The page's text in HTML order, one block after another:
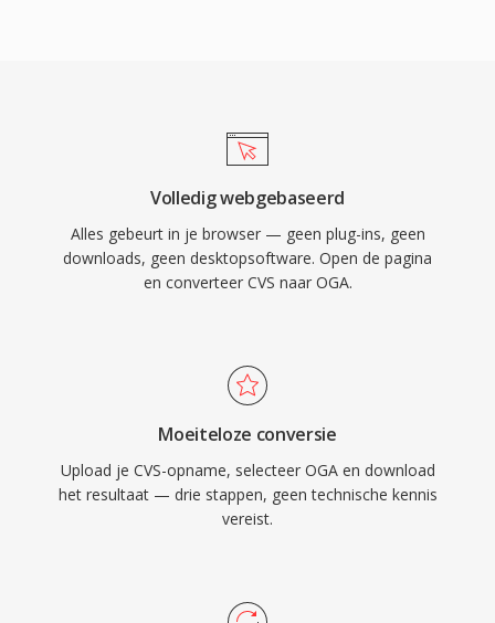
proprietary formaten treffen. Het formaat
het taggen van artiest-, album- en
trackinformatie op één gestandaardiseerde
manier. OGA speelt native af in Firefox,
webaudiodistributie en archiveringsworkflows.
Volledig webgebaseerd
Alles gebeurt in je browser — geen plug-ins, geen
downloads, geen desktopsoftware. Open de pagina
en converteer CVS naar OGA.
Moeiteloze conversie
Upload je CVS-opname, selecteer OGA en download
het resultaat — drie stappen, geen technische kennis
vereist.